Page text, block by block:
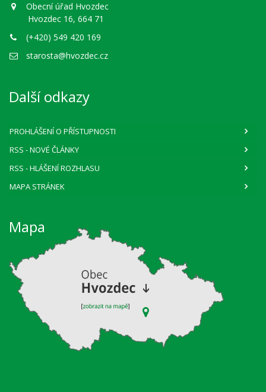
Obecní úřad Hvozdec
Hvozdec 16, 664 71
(+420) 549 420 169
starosta@hvozdec.cz
Další odkazy
PROHLÁŠENÍ O PŘÍSTUPNOSTI
RSS - NOVÉ ČLÁNKY
RSS - HLÁŠENÍ ROZHLASU
MAPA STRÁNEK
Mapa